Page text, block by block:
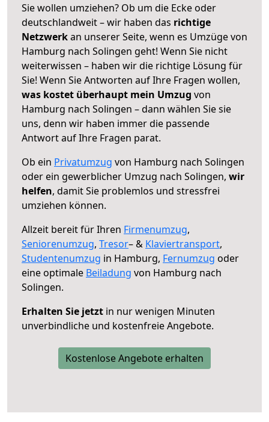
Sie wollen umziehen? Ob um die Ecke oder
deutschlandweit – wir haben das richtige
Netzwerkan unserer Seite, wenn es Umzüge von
Hamburg nach Solingen geht! Wenn Sie nicht
weiterwissen – haben wir die richtige Lösung für
Sie! Wenn Sie Antworten auf Ihre Fragen wollen,
was kostet überhaupt mein Umzug von
Hamburg nach Solingen – dann wählen Sie sie
uns, denn wir haben immer die passende
Antwort auf Ihre Fragen parat.
Ob ein Privatumzug von Hamburg nach Solingen
oder ein gewerblicher Umzug nach Solingen, wir
helfen, damit Sie problemlos und stressfrei
umziehen können.
Allzeit bereit für Ihren Firmenumzug,
Seniorenumzug, Tresor– & Klaviertransport,
Studentenumzug in Hamburg, Fernumzug oder
eine optimale Beiladung von Hamburg nach
Solingen.
Erhalten Sie jetzt in nur wenigen Minuten
unverbindliche und kostenfreie Angebote.
Kostenlose Angebote erhalten